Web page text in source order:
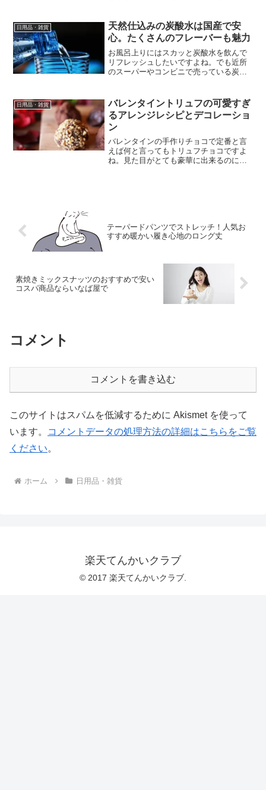
も楽に落ち葉や枯葉の掃除が出来るよう
に公園の掃除などで見かけ...
日用品・雑貨
天然仕込みの炭酸水は国産で安
心。たくさんのフレーバーも魅力
お風呂上りにはスカッと炭酸水を飲んで
リフレッシュしたいですよね。でも近所
のスーパーやコンビニで売っている炭酸
いる人気の強炭酸水について調べてみた
ので紹介しますね。
日用品・雑貨
バレンタイントリュフの可愛すぎ
るアレンジレシピとデコレーショ
ン
バレンタインの手作りチョコで定番と言
えば何と言ってもトリュフチョコですよ
ね。見た目がとても豪華に出来るのに、
テーパードパンツでストレッチ！人気お
すすめ暖かい履き心地のロング丈
素焼きミックスナッツのおすすめで安い
コスパ商品ならいなば屋で
コメント
コメントを書き込む
このサイトはスパムを低減するために Akismet を使って
います。
コメントデータの処理方法の詳細はこちらをご覧
ください。
ホーム 日用品・雑貨
楽天てんかいクラブ
© 2017 楽天てんかいクラブ.